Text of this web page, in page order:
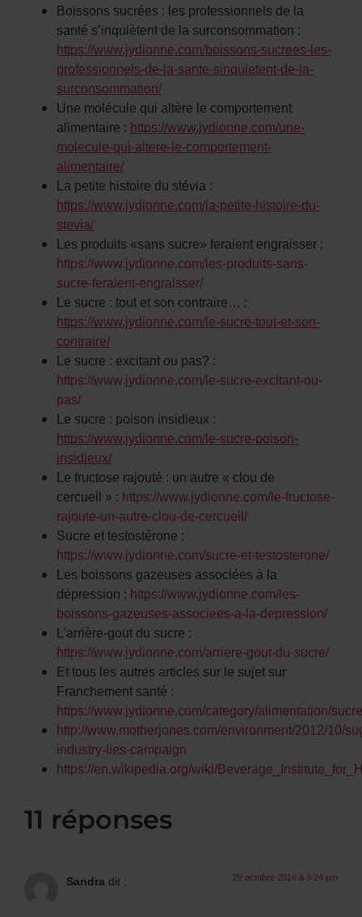
Boissons sucrées : les professionnels de la
santé s’inquiètent de la surconsommation :
https://www.jydionne.com/boissons-sucrees-les-
professionnels-de-la-sante-sinquietent-de-la-
surconsommation/
Une molécule qui altère le comportement
alimentaire : https://www.jydionne.com/une-
molecule-qui-altere-le-comportement-
alimentaire/
La petite histoire du stévia :
https://www.jydionne.com/la-petite-histoire-du-
stevia/
Les produits «sans sucre» feraient engraisser :
https://www.jydionne.com/les-produits-sans-
sucre-feraient-engraisser/
Le sucre : tout et son contraire… :
https://www.jydionne.com/le-sucre-tout-et-son-
contraire/
Le sucre : excitant ou pas? :
https://www.jydionne.com/le-sucre-excitant-ou-
pas/
Le sucre : poison insidieux :
https://www.jydionne.com/le-sucre-poison-
insidieux/
Le fructose rajouté : un autre « clou de
cercueil » : https://www.jydionne.com/le-fructose-
rajoute-un-autre-clou-de-cercueil/
Sucre et testostérone :
https://www.jydionne.com/sucre-et-testosterone/
Les boissons gazeuses associées à la
dépression : https://www.jydionne.com/les-
boissons-gazeuses-associees-a-la-depression/
L’arrière-gout du sucre :
https://www.jydionne.com/arriere-gout-du-sucre/
Et tous les autres articles sur le sujet sur
Franchement santé :
https://www.jydionne.com/category/alimentation/
http://www.motherjones.com/environment/2012/10/
industry-lies-campaign
https://en.wikipedia.org/wiki/
11 réponses
Sandra dit : 29 octobre 2016 à 3:24 pm